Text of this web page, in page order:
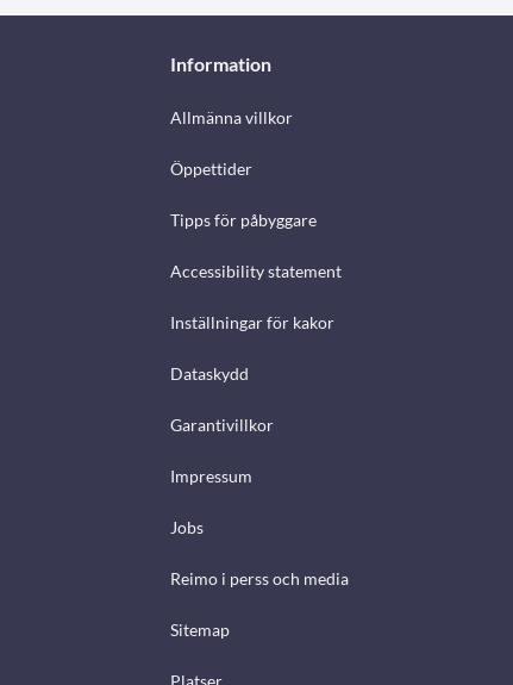
Information
Allmänna villkor
Öppettider
Tipps för påbyggare
Accessibility statement
Inställningar för kakor
Dataskydd
Garantivillkor
Impressum
Jobs
Reimo i perss och media
Sitemap
Platser